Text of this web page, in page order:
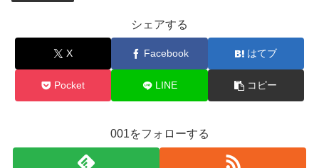
シェアする
X Facebook はてブ
Pocket LINE コピー
001をフォローする